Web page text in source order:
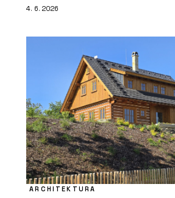
4. 6. 2026
ARCHITEKTURA